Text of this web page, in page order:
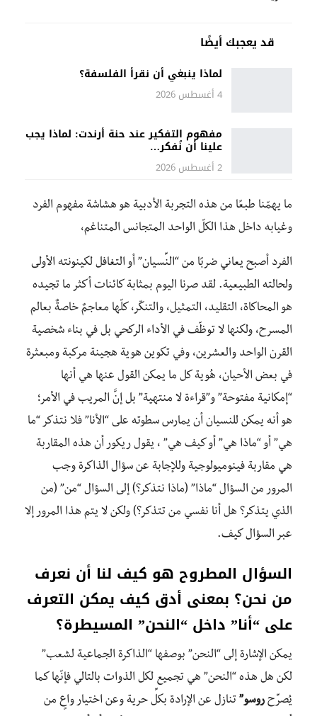
قد يعجبك أيضًا
لماذا ينبغي أن نقرأ الفلسفة؟
4 أغسطس 2026
مفهوم التفكير عند حنة أرندت: لماذا يجب
علينا أن نُفكر…
2 أغسطس 2026
ما يهمّنا طبعًا من هذه التجربة الأدبية هو هشاشة مفهوم الفرد
وغيابه داخل هذا الكلّ الواحد المتجانس المتناغم،
الفرد أصبح يعاني ضربًا من “النِّسيان” أو التغافل لكينونته الأولى
ولحالته الطبيعية. لقد صرنا اليوم بمثابة كائنات أكثر ما تجيده
هو المحاكاة، التقليد، التمثيل، والتنكّر، كلّها معاجمٌ خاصةٌ بعالم
المسرح، ولكنها لا توظّف في الأداء الركحي بل في بناء شخصية
القرن الواحد والعشرين، وفي تكوين هوية هجينة مركبة ومبعثرة
في بعض الأحيان، هُوية كل ما يمكن القول عنها هي أنها
“إمكانية مفتوحة” و”قراءة لا منتهية” بل إنَّ المريب في الأمر؛
هو أنه يمكن للنسيان أن يمارس سطوته على “الأنا” فلا نتذكر “ما
هي” أو “ماذا هي” أو كيف هي” ، يقول ريكور أن هذه المقاربة
هي مقاربة فينوميولوجية وللإجابة عن سؤال الذاكرة وجب
المرور من السؤال “ماذا” (ماذا نتذكر؟) إلى السؤال “من” (من
الذي يتذكر؟ هل أنا نفسي من تتذكر؟) ولكن لا يتم هذا المرور إلا
عبر السؤال كيف.
السؤال المطروح هو كيف لنا أن نعرف
من نحن؟ بمعنى أدق كيف يمكن التعرف
على “أنا” داخل “النحن” المسيطرة؟
يمكن الإشارة إلى “النحن” بوصفها “الذاكرة الجماعية لشعب”
لكن هل هذه “النحن” هي تجميع لكل الذوات بالتالي فإنّها كما
يُصرِّح روسو” تنازل عن الإرادة بكلِّ حرية وعن اختيار واعٍ من